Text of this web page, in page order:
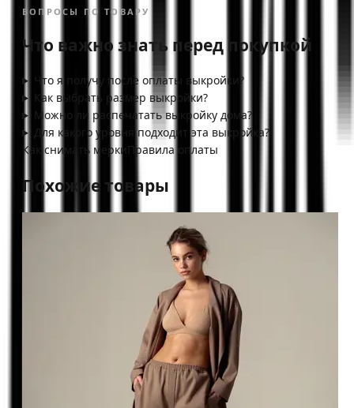
ВОПРОСЫ ПО ТОВАРУ
Что важно знать перед покупкой
Что я получу после оплаты выкройки?
Как выбрать размер выкройки?
Можно ли распечатать выкройку дома?
Для какого уровня подходит эта выкройка?
Как снимать мерки Правила оплаты
Похожие товары